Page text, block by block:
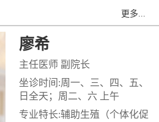
更多...
廖希
主任医师 副院长
坐诊时间:周一、三、四、五、
日全天；周二、六 上午
专业特长:辅助生殖 （个体化促